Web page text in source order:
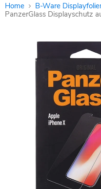
Home
B-Ware
PanzerGlass Displayschutz